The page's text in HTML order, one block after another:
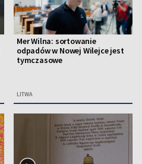
Mer Wilna: sortowanie
odpadów w Nowej Wilejce jest
tymczasowe
LITWA